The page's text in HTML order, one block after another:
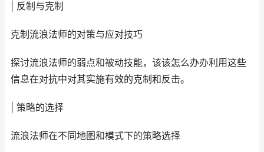
| 反制与克制
克制流浪法师的对策与应对技巧
探讨流浪法师的弱点和被动技能，该该怎么办办利用这些
信息在对抗中对其实施有效的克制和反击。
| 策略的选择
流浪法师在不同地图和模式下的策略选择